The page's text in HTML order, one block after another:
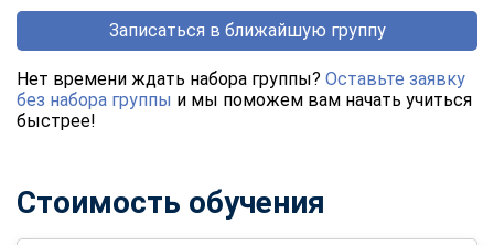
Записаться в ближайшую группу
Нет времени ждать набора группы? Оставьте заявку
без набора группы и мы поможем вам начать учиться
быстрее!
Стоимость обучения